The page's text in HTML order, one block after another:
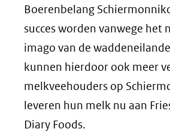
Boerenbelang
succes worden vanwege het
imago van de
kunnen hierdoor ook meer
melkveehouders op
leveren hun melk nu aan
Diary Foods.